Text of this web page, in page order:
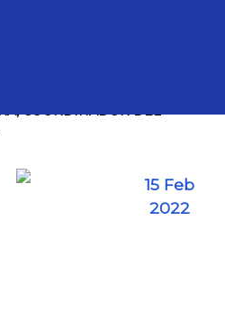
COORDINADOR DEL
15 Feb
2022